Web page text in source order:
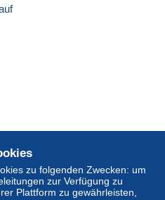
zu folgenden Zwecken: um
zur Verfügung zu
Plattform zu gewährleisten,